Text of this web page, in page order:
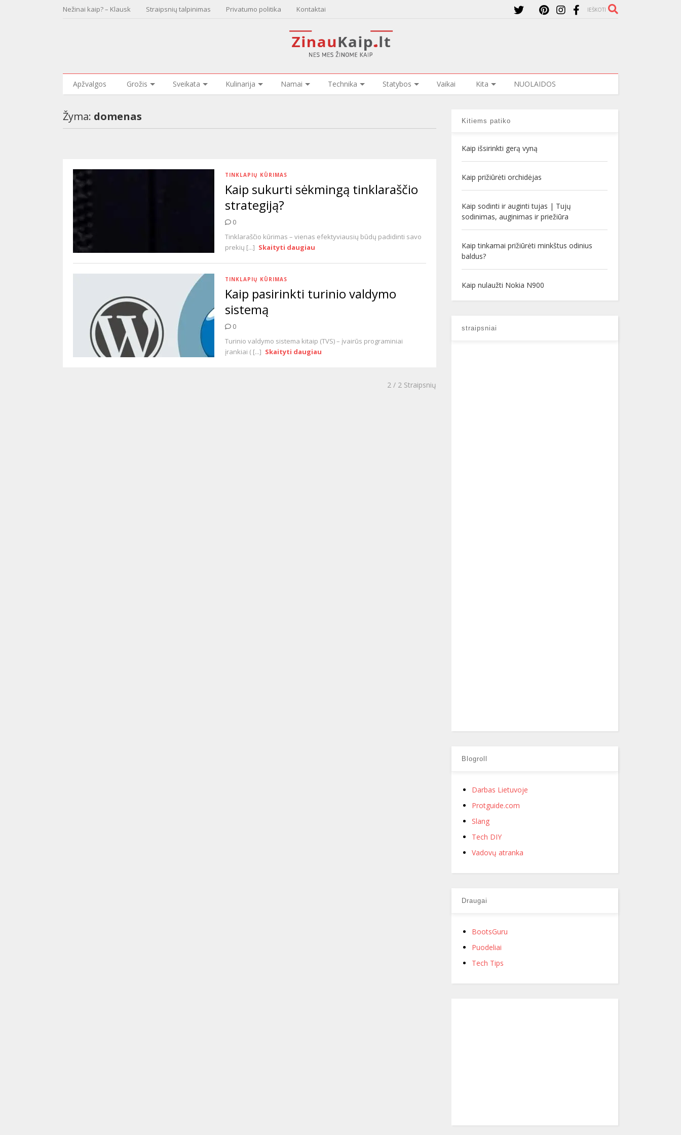
Nežinai kaip? – Klausk Straipsnių talpinimas Privatumo politika Kontaktai IEŠKOTI
Apžvalgos Grožis Sveikata Kulinarija Namai Technika Statybos Vaikai Kita NUOLAIDOS
Žyma: domenas
TINKLAPIŲ KŪRIMAS
Kaip sukurti sėkmingą tinklaraščio
strategiją?
0
Tinklaraščio kūrimas – vienas efektyviausių būdų padidinti savo
prekių [...] Skaityti daugiau
TINKLAPIŲ KŪRIMAS
Kaip pasirinkti turinio valdymo
sistemą
0
Turinio valdymo sistema kitaip (TVS) – įvairūs programiniai
įrankiai ( [...] Skaityti daugiau
2 / 2 Straipsnių
Kitiems patiko
Kaip išsirinkti gerą vyną
Kaip prižiūrėti orchidėjas
Kaip sodinti ir auginti tujas | Tujų
sodinimas, auginimas ir priežiūra
Kaip tinkamai prižiūrėti minkštus odinius
baldus?
Kaip nulaužti Nokia N900
straipsniai
Blogroll
Darbas Lietuvoje
Protguide.com
Slang
Tech DIY
Vadovų atranka
Draugai
BootsGuru
Puodeliai
Tech Tips